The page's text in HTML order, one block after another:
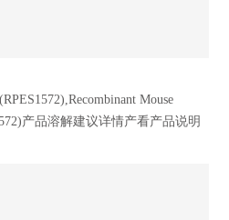
Mouse
产品溶解建议详情产看产品说明